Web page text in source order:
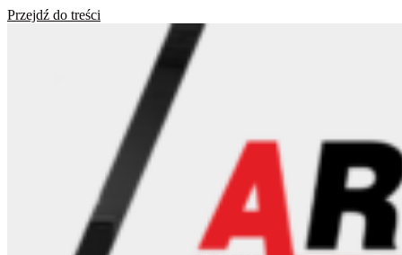
Przejdź do treści